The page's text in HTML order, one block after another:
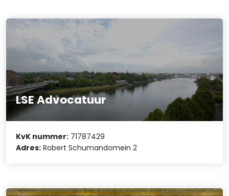
LSE Advocatuur
KvK nummer: 71787429
Adres: Robert Schumandomein 2